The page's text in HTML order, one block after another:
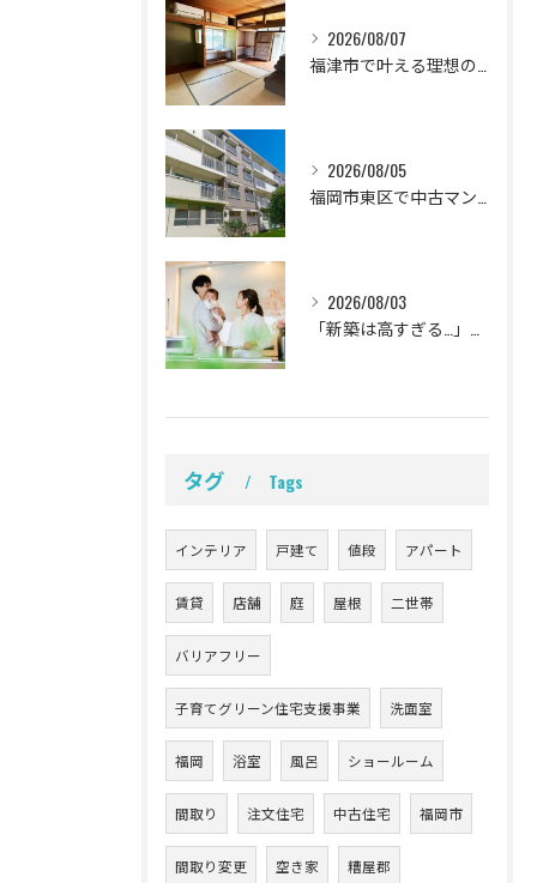
2026/08/07
福津市で叶える理想の我が家！中古一戸建てリノベ成功の全手順と失敗回避法
2026/08/05
福岡市東区で中古マンションを賢くリノベ！家族の理想を叶える失敗しない購入ガイド
2026/08/03
「新築は高すぎる…」と悩む子育て世代へ！福岡県古賀市で賢く叶える理想のリノベーション完全計画
タグ Tags
インテリア 戸建て 値段 アパート
賃貸 店舗 庭 屋根 二世帯
バリアフリー
子育てグリーン住宅支援事業 洗面室
福岡 浴室 風呂 ショールーム
間取り 注文住宅 中古住宅 福岡市
間取り変更 空き家 糟屋郡